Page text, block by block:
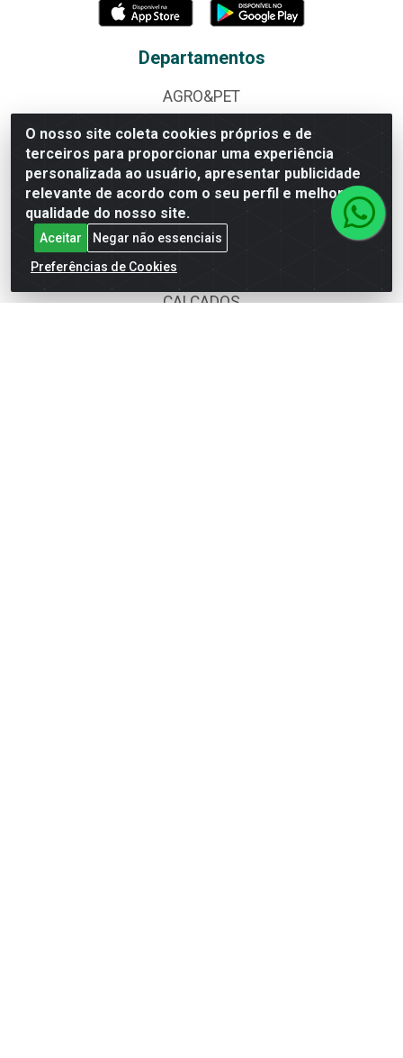
O nosso site coleta cookies próprios e de
terceiros para proporcionar uma experiência
personalizada ao usuário, apresentar publicidade
relevante de acordo com o seu perfil e melhorar a
qualidade do nosso site.
Aceitar
Negar não essenciais
Preferências de Cookies
Departamentos
AGRO&PET
ALBUNS E FIGURINHAS
ALIMENTOS
BAZAR
BEBIDAS
BOMBONIERE
CALÇADOS